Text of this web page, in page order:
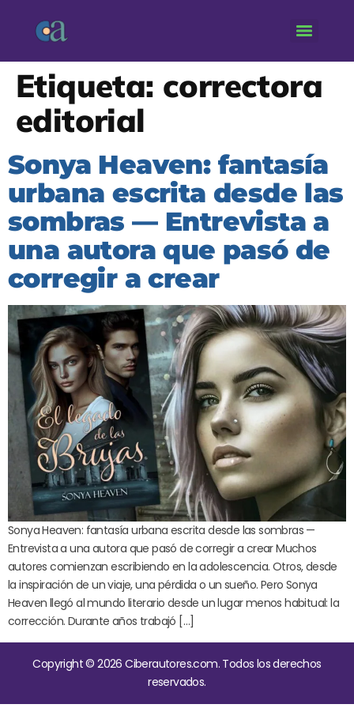
Etiqueta: correctora
editorial
Sonya Heaven: fantasía
urbana escrita desde las
sombras — Entrevista a
una autora que pasó de
corregir a crear
Sonya Heaven: fantasía urbana escrita desde las sombras —
Entrevista a una autora que pasó de corregir a crear Muchos
autores comienzan escribiendo en la adolescencia. Otros, desde
la inspiración de un viaje, una pérdida o un sueño. Pero Sonya
Heaven llegó al mundo literario desde un lugar menos habitual: la
corrección. Durante años trabajó […]
Copyright © 2026 Ciberautores.com. Todos los derechos
reservados.